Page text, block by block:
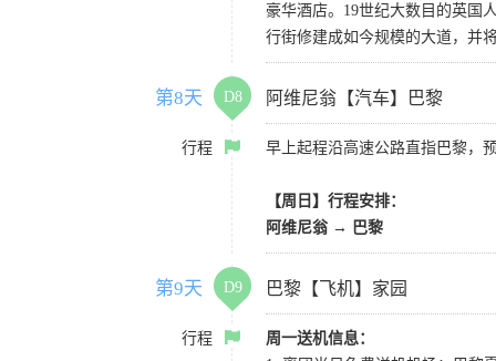
豪华酒店。19世纪大数目的英国
行街修建成如今规模的大道，并
第8天 D8 阿维尼翁【汽车】巴黎
行程 早上起程沿高速公路直指巴黎，
【周日】行程安排：
阿维尼翁 → 巴黎
第9天 D9 巴黎【飞机】家园
行程
周一送机信息：